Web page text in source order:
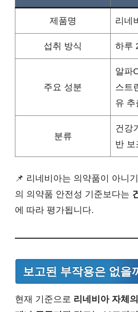
제품명 리네
섭취 방식 하루
주요 성분
알파
스트
유 추
분류
건강
반 보
📌 리네비아는 의약품이 아니
의 의약품 안전성 기준보다는
에 따라 평가됩니다.
보고된 부작용은 없을
현재 기준으로 리네비아 자체